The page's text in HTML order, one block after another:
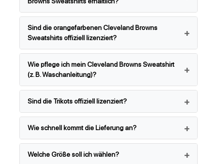
Sind die orangefarbenen Cleveland Browns
Sweatshirts offiziell lizenziert?
Wie pflege ich mein Cleveland Browns Sweatshirt
(z. B. Waschanleitung)?
Sind die Trikots offiziell lizenziert?
Wie schnell kommt die Lieferung an?
Welche Größe soll ich wählen?